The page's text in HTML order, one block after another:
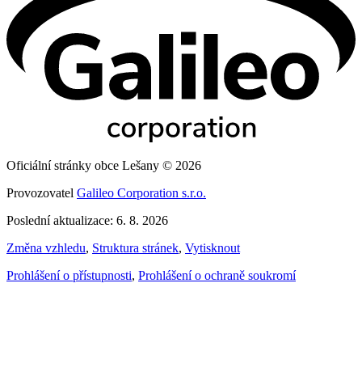
Oficiální stránky obce Lešany © 2026
Provozovatel Galileo Corporation s.r.o.
Poslední aktualizace: 6. 8. 2026
Změna vzhledu, Struktura stránek, Vytisknout
Prohlášení o přístupnosti, Prohlášení o ochraně soukromí